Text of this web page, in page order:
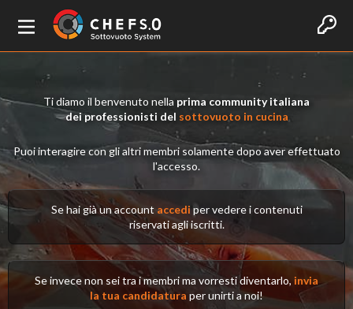
Ti diamo il benvenuto nella prima community italiana
dei professionisti del sottovuoto in cucina
Puoi interagire con gli altri membri solamente dopo aver effettuato
l'accesso.
Se hai già un account accedi per vedere i contenuti
riservati agli iscritti.
Se invece non sei tra i membri ma vorresti diventarlo, invia
la tua candidatura per unirti a noi!